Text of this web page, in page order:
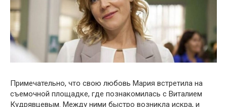
Примечательно, что свою любовь Мария встретила на
съемочной площадке, где познакомилась с Виталием
Кудрявцевым. Между ними быстро возникла искра, и